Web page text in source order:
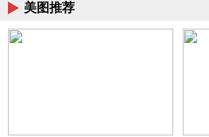
美图推荐